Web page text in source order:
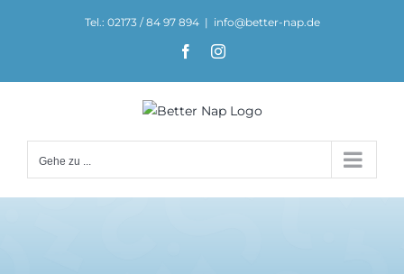
Tel.: 02173 / 84 97 894 | info@better-nap.de
FacebookInstagram
Gehe zu ...